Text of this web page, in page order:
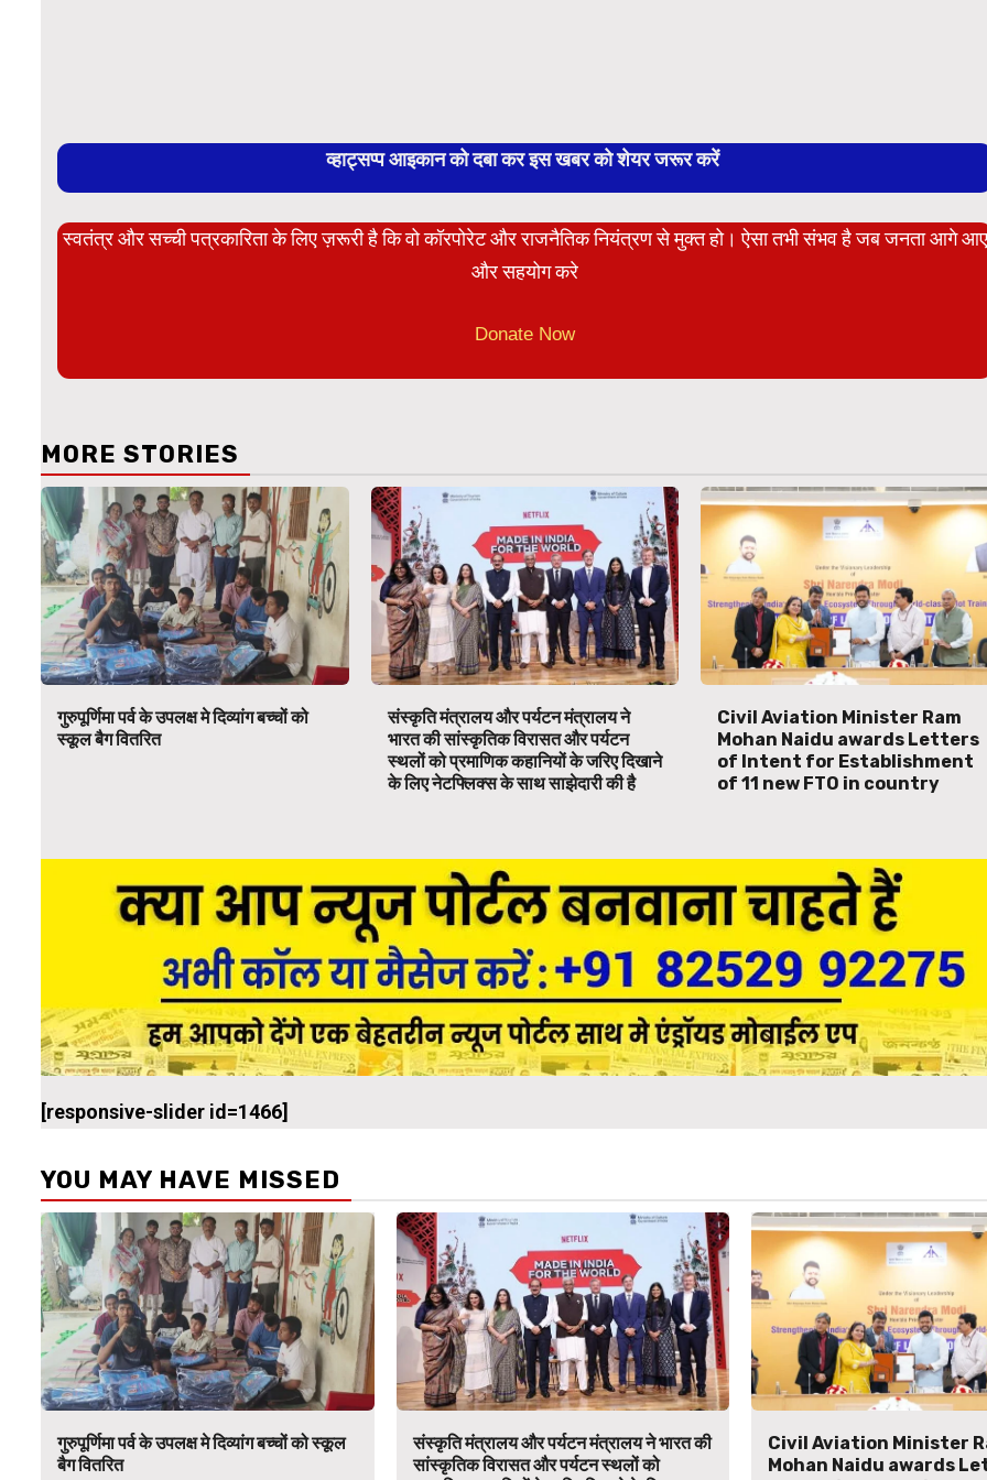
व्हाट्सप्प आइकान को दबा कर इस खबर को शेयर जरूर करें
स्वतंत्र और सच्ची पत्रकारिता के लिए ज़रूरी है कि वो कॉरपोरेट और राजनैतिक नियंत्रण से मुक्त हो। ऐसा तभी संभव है जब जनता आगे आए
और सहयोग करे
Donate Now
MORE STORIES
गुरुपूर्णिमा पर्व के उपलक्ष मे दिव्यांग बच्चों को
स्कूल बैग वितरित
संस्कृति मंत्रालय और पर्यटन मंत्रालय ने
भारत की सांस्कृतिक विरासत और पर्यटन
स्थलों को प्रमाणिक कहानियों के जरिए दिखाने
के लिए नेटफ्लिक्स के साथ साझेदारी की है
Civil Aviation Minister Ram
Mohan Naidu awards Letters
of Intent for Establishment
of 11 new FTO in country
[responsive-slider id=1466]
YOU MAY HAVE MISSED
गुरुपूर्णिमा पर्व के उपलक्ष मे दिव्यांग बच्चों को स्कूल
बैग वितरित
संस्कृति मंत्रालय और पर्यटन मंत्रालय ने भारत की
सांस्कृतिक विरासत और पर्यटन स्थलों को
Civil Aviation Minister
Mohan Naidu awards